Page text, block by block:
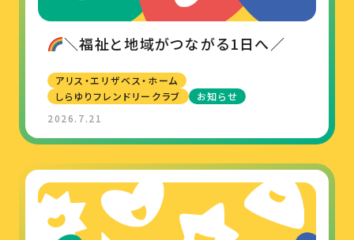
＼福祉と地域がつながる1日へ／
アリス・エリザベス・ホーム
しらゆりフレンドリークラブ
お知らせ
2026.7.21